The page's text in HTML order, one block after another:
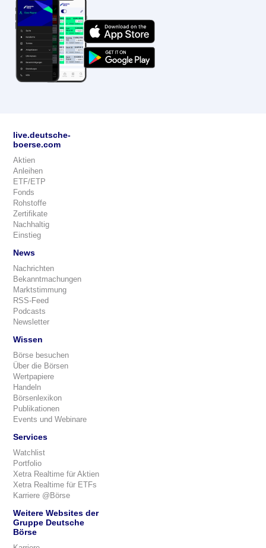
live.deutsche-
boerse.com
Aktien
Anleihen
ETF/ETP
Fonds
Rohstoffe
Zertifikate
Nachhaltig
Einstieg
News
Nachrichten
Bekanntmachungen
Marktstimmung
RSS-Feed
Podcasts
Newsletter
Wissen
Börse besuchen
Über die Börsen
Wertpapiere
Handeln
Börsenlexikon
Publikationen
Events und Webinare
Services
Watchlist
Portfolio
Xetra Realtime für Aktien
Xetra Realtime für ETFs
Karriere @Börse
Weitere Websites der
Gruppe Deutsche
Börse